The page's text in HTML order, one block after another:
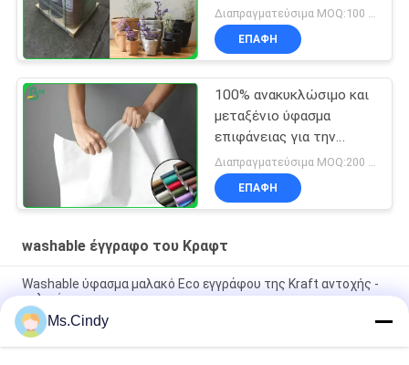
0.55MM Washable για
την κατασκευή των
τσαντών
ΕΠΑΦΉ
100% ανακυκλώσιμο και
μεταξένιο ύφασμα
επιφάνειας για την
κατασκευή ρούχων ή
τσαντών
ΕΠΑΦΉ
washable έγγραφο του Κραφτ
Washable ύφασμα μαλακό Eco εγγράφου της Kraft αντοχής -
φιλικό
Σκληρό έγγραφο 0.55mm της Kraft υφάσματος ένδυσης
αρχικός άπλυτος ρόλος εγγράφου
Ms.Cindy